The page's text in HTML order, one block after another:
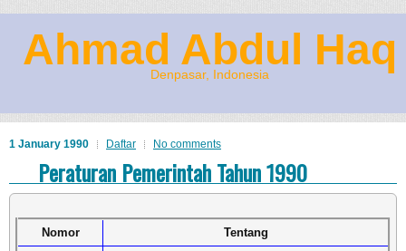
Ahmad Abdul Haq
Denpasar, Indonesia
1 January 1990 Daftar No comments
Peraturan Pemerintah Tahun 1990
Nomor
Tentang